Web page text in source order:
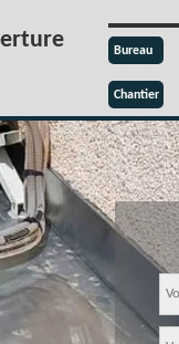
Bureau
Chantier